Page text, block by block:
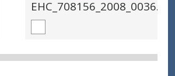
EHC_708156_2008_0036.tif